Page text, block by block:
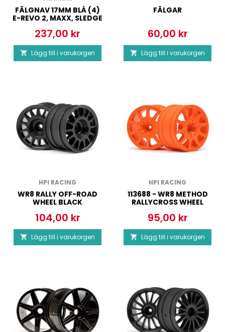
FÄLGNAV 17MM BLÅ (4)
E-REVO 2, MAXX, SLEDGE
Pris
237,00 kr
 Lägg till i varukorgen
FÄLGAR
Pris
60,00 kr
 Lägg till i varukorgen
HPI RACING
WR8 RALLY OFF-ROAD
WHEEL BLACK
Pris
104,00 kr
 Lägg till i varukorgen
HPI RACING
113688 - WR8 METHOD
RALLYCROSS WHEEL
Pris
95,00 kr
 Lägg till i varukorgen